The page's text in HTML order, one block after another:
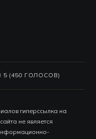
5 (450 ГОЛОСОВ)
гиперссылка на
не является